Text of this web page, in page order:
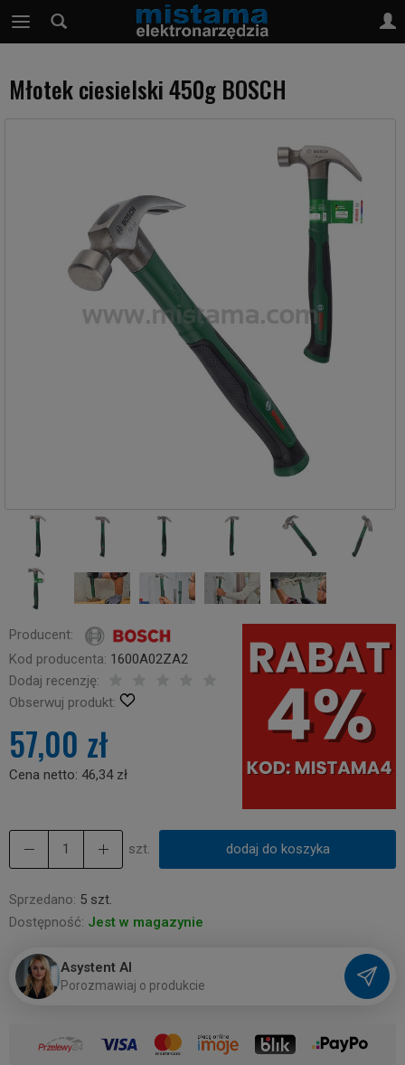
Młotek ciesielski 450g BOSCH
Producent:
Kod producenta: 1600A02ZA2
Dodaj recenzję:
Obserwuj produkt:
57,00 zł
Cena netto: 46,34 zł
szt. dodaj do koszyka
Sprzedano: 5 szt.
Dostępność: Jest w magazynie
Asystent AI
Porozmawiaj o produkcie